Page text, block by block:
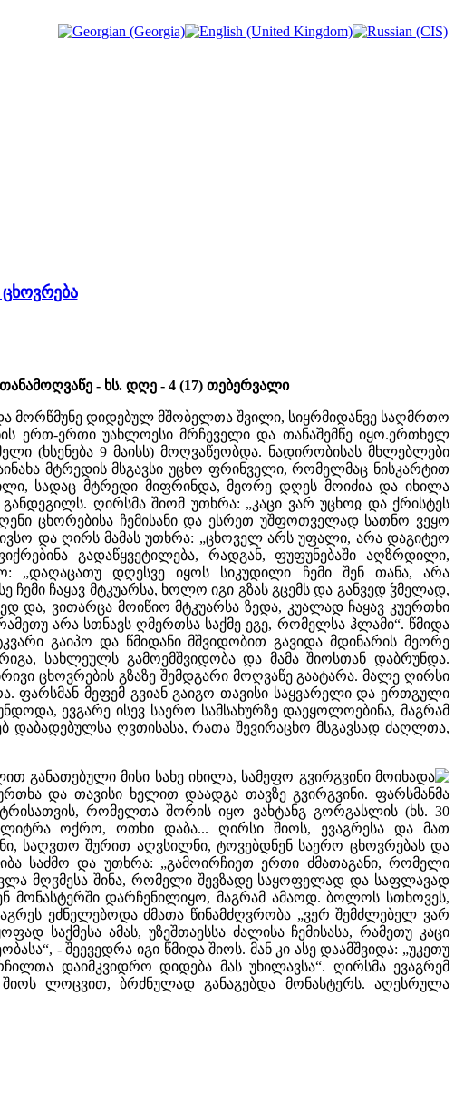
- ხს. დღე - 4 (17) თებერვალი
მორწმუნე დიდებულ მშობელთა შვილი, სიყრმიდანვე საღმრთო
ერთ-ერთი უახლოესი მრჩეველი და თანაშემწე იყო.ერთხელ
(ხსენება 9 მაისს) მოღვაწეობდა. ნადირობისას მხლებლები
მტრედის მსგავსი უცხო ფრინველი, რომელმაც ნისკარტით
სადაც მტრედი მიფრინდა, მეორე დღეს მოიძია და იხილა
ღირსმა შიომ უთხრა: „კაცი ვარ უცხოჲ და ქრისტეს
ცხორებისა ჩემისანი და ესრეთ უშფოთველად სათნო ვეყო
და ღირს მამას უთხრა: „ცხოველ არს უფალი, არა დაგიტეო
გადაწყვეტილება, რადგან, ფუფუნებაში აღზრდილი,
„დაღაცათუ დღესვე იყოს სიკუდილი ჩემი შენ თანა, არა
ჩემი ჩაყავ მტკუარსა, ხოლო იგი გზას გცემს და განვედ ჴმელად,
და, ვითარცა მოიწიო მტკუარსა ზედა, კუალად ჩაყავ კუერთხი
არა სთნავს ღმერთსა საქმე ეგე, რომელსა ჰლამი“. წმიდა
გაიპო და წმიდანი მშვიდობით გავიდა მდინარის მეორე
სახლეულს გამოემშვიდობა და მამა შიოსთან დაბრუნდა.
ცხოვრების გზაზე შემდგარი მოღვაწე გაატარა. მალე ღირსი
ფარსმან მეფემ გვიან გაიგო თავისი საყვარელი და ერთგული
ევგარე ისევ საერო სამსახურზე დაეყოლოებინა, მაგრამ
დაბადებულსა ღვთისასა, რათა შევირაცხო მსგავსად ძაღლთა,
განათებული მისი სახე იხილა, სამეფო გვირგვინი მოიხადა
და თავისი ხელით დაადგა თავზე გვირგვინი. ფარსმანმა
რომელთა შორის იყო ვახტანგ გორგასლის (ხს. 30
ლიტრა ოქრო, ოთხი დაბა... ღირსი შიოს, ევაგრესა და მათ
საღვთო შურით აღვსილნი, ტოვებდნენ საერო ცხოვრებას და
საძმო და უთხრა: „გამოირჩიეთ ერთი ძმათაგანი, რომელი
მღჳმესა შინა, რომელი შევზადე საყოფელად და საფლავად
მონასტერში დარჩენილიყო, მაგრამ ამაოდ. ბოლოს სთხოვეს,
ეძნელებოდა ძმათა წინამძღვრობა „ვერ შემძლებელ ვარ
საქმესა ამას, უზეშთაესსა ძალისა ჩემისასა, რამეთუ კაცი
- შეევედრა იგი წმიდა შიოს. მან კი ასე დაამშვიდა: „უკეთუ
დაიმკვიდრო დიდება მას უხილავსა“. ღირსმა ევაგრემ
ლოცვით, ბრძნულად განაგებდა მონასტერს. აღესრულა